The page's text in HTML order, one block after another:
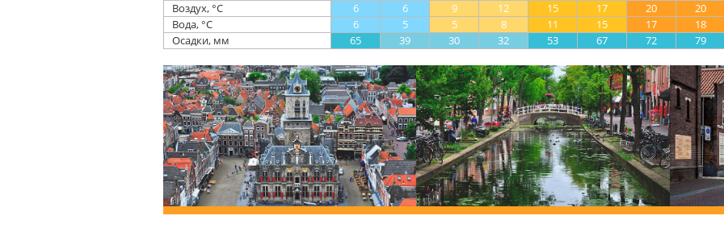
Воздух, °С
6 6 9 12 15 17 20 20
Вода, °С
6 5 5 8 11 15 17 18
Осадки, мм
65 39 30 32 53 67 72 79